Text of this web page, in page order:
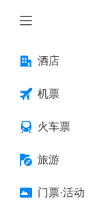
酒店
机票
火车票
旅游
门票·活动